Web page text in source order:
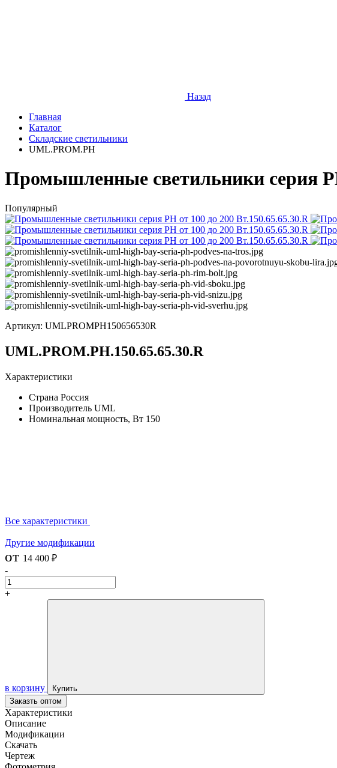
Назад
Главная
Каталог
Складские светильники
UML.PROM.PH
Промышленные светильники серия
Популярный
Артикул: UMLPROMPH150656530R
UML.PROM.PH.150.65.65.30.R
Характеристики
Страна Россия
Производитель UML
Номинальная мощность, Вт 150
Все характеристики
Другие модификации
от 14 400 ₽
-
+
в корзину
Купить
Заказть оптом
Характеристики
Описание
Модификации
Скачать
Чертеж